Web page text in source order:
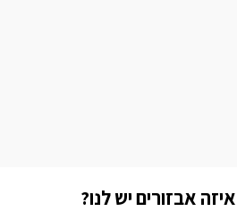
איזה אבזורים יש לנו?